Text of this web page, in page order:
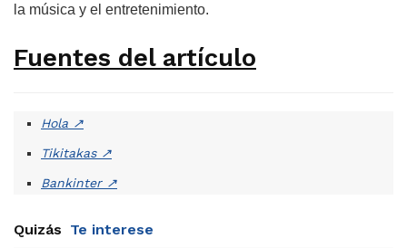
la música y el entretenimiento.
Fuentes del artículo
Hola ↗
Tikitakas ↗
Bankinter ↗
Quizás Te interese